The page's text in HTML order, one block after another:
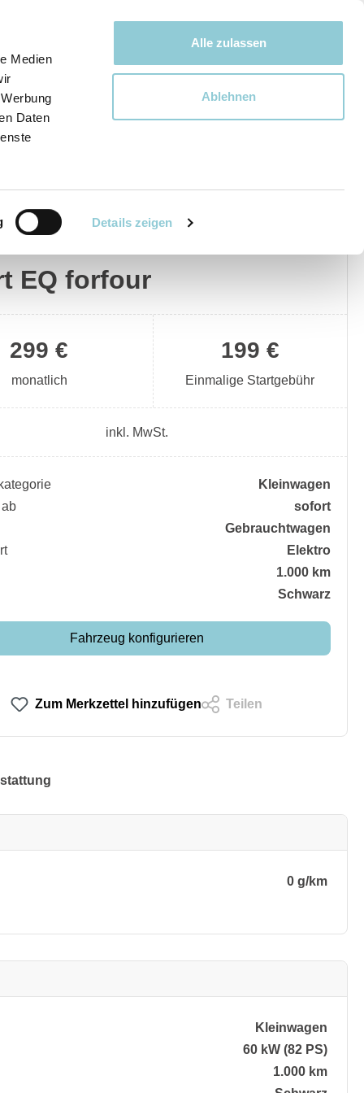
Medien
Daten
Details zeigen
Alle zulassen
Ablehnen
Bewegen bewegt uns!
EQ forfour
199 €
Einmalige Startgebühr
299 €
monatlich
inkl. MwSt.
Kleinwagen
sofort
Gebrauchtwagen
Elektro
1.000 km
Schwarz
Fahrzeug konfigurieren
Zum Merkzettel hinzufügen Teilen
0 g/km
Kleinwagen
60 kW (82 PS)
1.000 km